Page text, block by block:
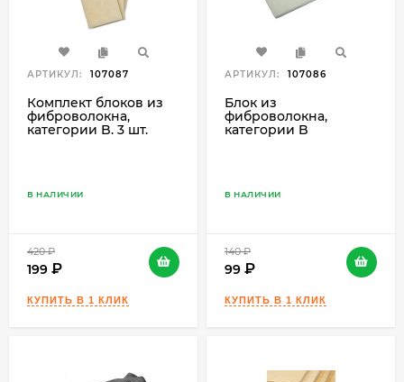
АРТИКУЛ: 107087
Комплект блоков из
фиброволокна,
категории B. 3 шт.
В НАЛИЧИИ
420
199
АРТИКУЛ: 107086
Блок из
фиброволокна,
категории B
В НАЛИЧИИ
140
99